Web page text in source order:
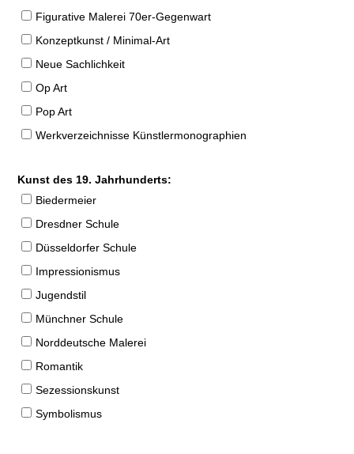
Figurative Malerei 70er-Gegenwart
Konzeptkunst / Minimal-Art
Neue Sachlichkeit
Op Art
Pop Art
Werkverzeichnisse Künstlermonographien
Kunst des 19. Jahrhunderts:
Biedermeier
Dresdner Schule
Düsseldorfer Schule
Impressionismus
Jugendstil
Münchner Schule
Norddeutsche Malerei
Romantik
Sezessionskunst
Symbolismus